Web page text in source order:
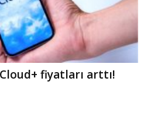
fiyatları arttı!